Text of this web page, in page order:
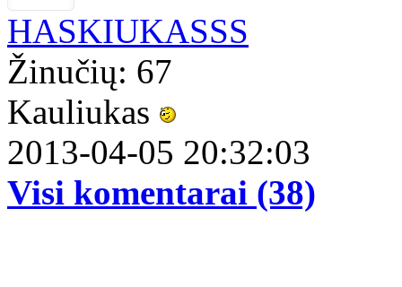
HASKIUKASSS
Žinučių: 67
Kauliukas
2013-04-05 20:32:03
Visi komentarai (38)